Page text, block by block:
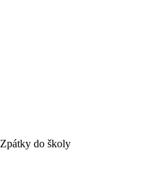
Zpátky do školy